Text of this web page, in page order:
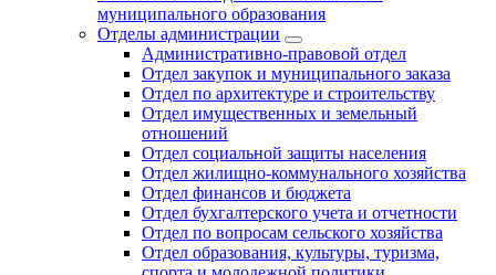
муниципального образования
Отделы администрации
Административно-правовой отдел
Отдел закупок и муниципального заказа
Отдел по архитектуре и строительству
Отдел имущественных и земельный
отношений
Отдел социальной защиты населения
Отдел жилищно-коммунального хозяйства
Отдел финансов и бюджета
Отдел бухгалтерского учета и отчетности
Отдел по вопросам сельского хозяйства
Отдел образования, культуры, туризма,